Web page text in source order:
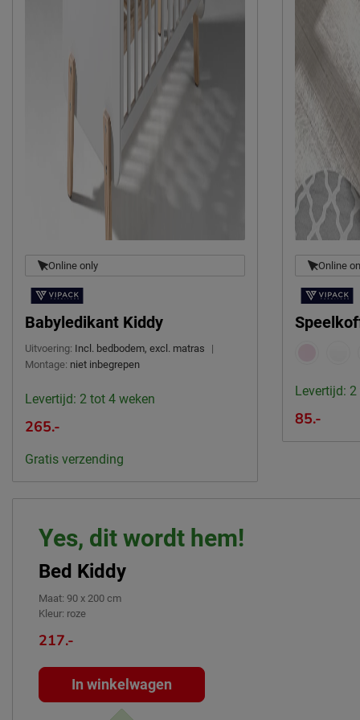
sales@vipack.be
Online only
Babyledikant Kiddy
Uitvoering: Incl. bedbodem, excl. matras
|
Montage: niet inbegrepen
Levertijd: 2 tot 4 weken
265.-
Gratis verzending
Online
Levertijd:
85.-
Yes, dit wordt hem!
Bed Kiddy
Maat: 90 x 200 cm
Kleur: roze
217.-
In winkelwagen